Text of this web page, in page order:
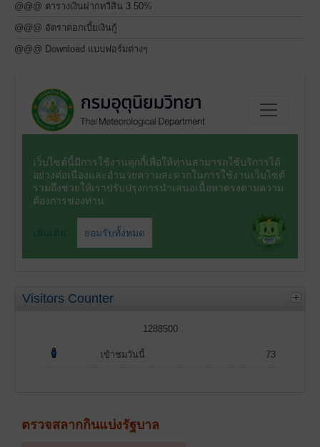
@@@ ตารางเงินฝากทวีสิน 3.50%
@@@ อัตราดอกเบี้ยเงินกู้
@@@ Download แบบฟอร์มต่างๆ
Visitors Counter
1288500
เข้าชมวันนี้ 73